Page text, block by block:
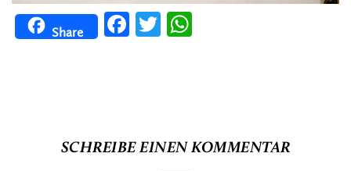
Share
FacebookTwitter
SCHREIBE EINEN KOMMENTAR